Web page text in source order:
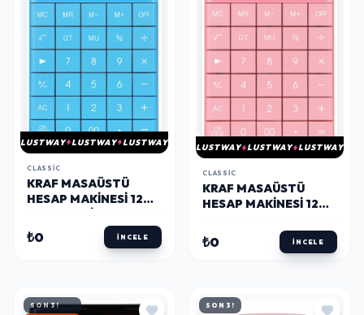
LUSTWAY LUSTWAY LUSTWAY
CLASSIC
KRAF MASAÜSTÜ
HESAP MAKINESI 12
₺0 İNCELE
LUSTWAY LUSTWAY LUSTWAY
CLASSIC
KRAF MASAÜSTÜ
HESAP MAKINESI 12
₺0 İNCELE
SON 3!
SON 3!